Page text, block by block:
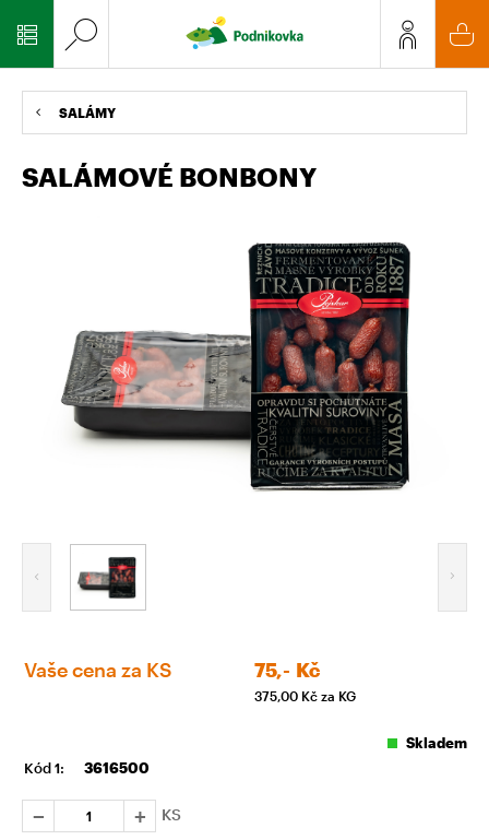
SALÁMY
SALÁMOVÉ BONBONY
Vaše cena za KS 75,- Kč
375,00 Kč za KG
Skladem
Kód 1:
3616500
KS